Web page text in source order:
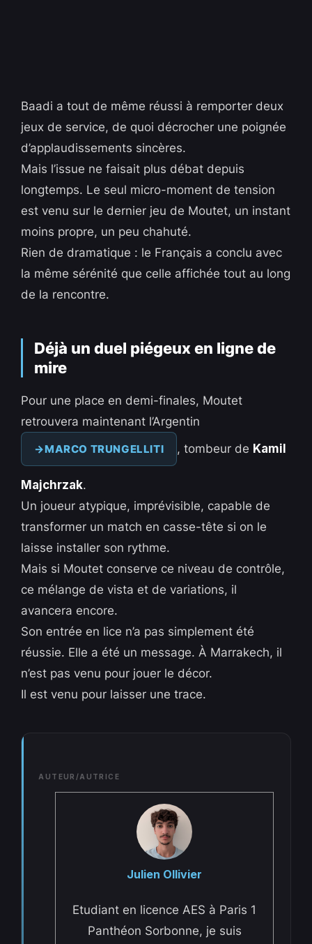
Baadi a tout de même réussi à remporter deux
jeux de service, de quoi décrocher une poignée
d’applaudissements sincères.
Mais l’issue ne faisait plus débat depuis
longtemps. Le seul micro-moment de tension
est venu sur le dernier jeu de Moutet, un instant
moins propre, un peu chahuté.
Rien de dramatique : le Français a conclu avec
la même sérénité que celle affichée tout au long
de la rencontre.
Déjà un duel piégeux en ligne de
mire
Pour une place en demi-finales, Moutet
retrouvera maintenant l’Argentin
MARCO TRUNGELLITI , tombeur de Kamil
Majchrzak.
Un joueur atypique, imprévisible, capable de
transformer un match en casse-tête si on le
laisse installer son rythme.
Mais si Moutet conserve ce niveau de contrôle,
ce mélange de vista et de variations, il
avancera encore.
Son entrée en lice n’a pas simplement été
réussie. Elle a été un message. À Marrakech, il
n’est pas venu pour jouer le décor.
Il est venu pour laisser une trace.
AUTEUR/AUTRICE
Julien Ollivier
Etudiant en licence AES à Paris 1
Panthéon Sorbonne, je suis